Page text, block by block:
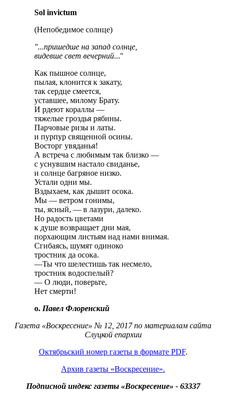
Sol invictum
(Непобедимое солнце)
"...пришедше на запад солнце,
видевше свет вечерний..."
Как пышное солнце,
пылая, клонится к закату,
так сердце смеется,
уставшее, милому Брату.
И рдеют кораллы —
тяжелые гроздья рябины.
Парчовые ризы и латы.
и пурпур священной осины.
Восторг увяданья!
А встреча с любимым так близко —
с уснувшим настало свиданье,
и солнце багряное низко.
Устали одни мы.
Вздыхаем, как дышит осока.
Мы — ветром гонимы,
ты, ясный, — в лазури, далеко.
Но радость цветами
к душе возвращает дни мая,
порхающим листьям над нами внимая.
Сгибаясь, шумят одиноко
тростник да осока.
—Ты что шелестишь так несмело,
тростник водоспелый?
— О люди, поверьте,
Нет смерти!
о. Павел Флоренский
Газета «Воскресение» № 12, 2017 по материалам сайта
Слуцкой епархии
Октябрьский номер газеты в формате PDF.
Архив газеты «Воскресение».
Подписной индекс газеты «Воскресение» - 63337